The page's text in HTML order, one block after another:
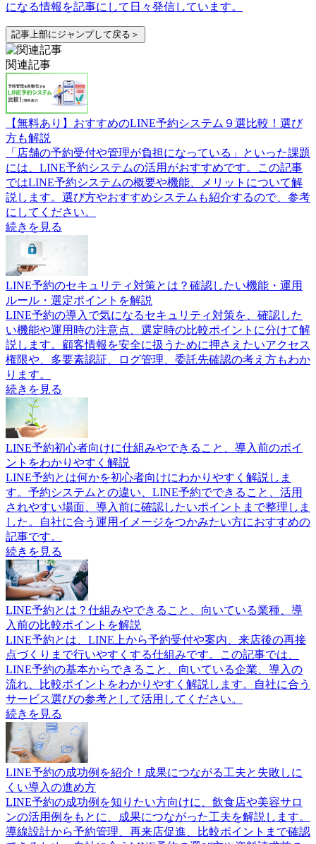
になる情報を記事にして日々発信しています。
記事上部にジャンプして戻る＞
関連記事
【無料あり】おすすめのLINE予約システム９選比較！選び
方も解説
「店舗の予約受付や管理が負担になっている」といった課題
には、LINE予約システムの活用がおすすめです。この記事
ではLINE予約システムの概要や機能、メリットについて解
説します。選び方やおすすめシステムも紹介するので、参考
にしてください。
続きを見る
LINE予約のセキュリティ対策とは？確認したい機能・運用
ルール・選定ポイントを解説
LINE予約の導入で気になるセキュリティ対策を、確認した
い機能や運用時の注意点、選定時の比較ポイントに分けて解
説します。顧客情報を安全に扱うために押さえたいアクセス
権限や、多要素認証、ログ管理、委託先確認の考え方もわか
ります。
続きを見る
LINE予約初心者向けに仕組みやできること、導入前のポイ
ントをわかりやすく解説
LINE予約とは何かを初心者向けにわかりやすく解説しま
す。予約システムとの違い、LINE予約でできること、活用
されやすい場面、導入前に確認したいポイントまで整理しま
した。自社に合う運用イメージをつかみたい方におすすめの
記事です。
続きを見る
LINE予約とは？仕組みやできること、向いている業種、導
入前の比較ポイントを解説
LINE予約とは、LINE上から予約受付や案内、来店後の再接
点づくりまで行いやすくする仕組みです。この記事では、
LINE予約の基本からできること、向いている企業、導入の
流れ、比較ポイントをわかりやすく解説します。自社に合う
サービス選びの参考として活用してください。
続きを見る
LINE予約の成功例を紹介！成果につながる工夫と失敗しに
くい導入の進め方
LINE予約の成功例を知りたい方向けに、飲食店や美容サロ
ンの活用例をもとに、成果につながった工夫を解説します。
導線設計から予約管理、再来店促進、比較ポイントまで確認